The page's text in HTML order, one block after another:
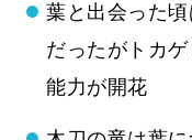
葉と出会った
だったがトカ
能力が開花